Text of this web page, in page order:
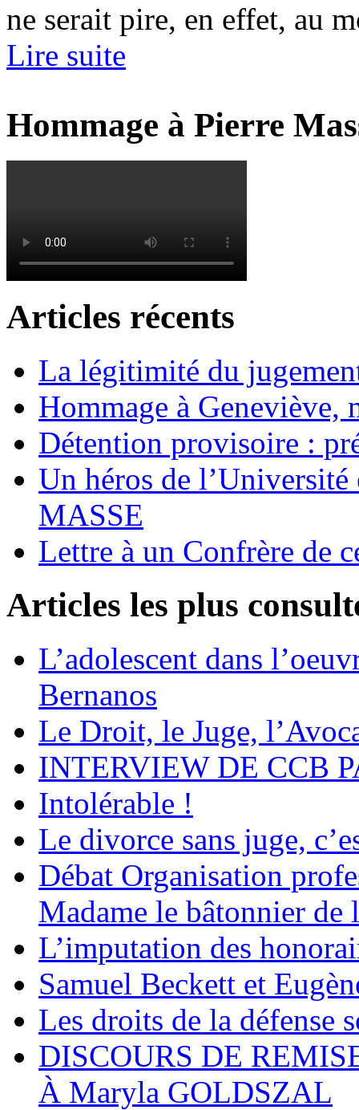
ne serait pire, en effet, au
Lire suite
Hommage à Pierre
Articles récents
La légitimité du
Hommage à Geneviève,
Détention provisoire :
Un héros de
MASSE
Lettre à un Confrère de
Articles les plus
L’adolescent dans
Bernanos
Le Droit, le Juge,
INTERVIEW DE CCB
Intolérable !
Le divorce sans juge,
Débat Organisation
Madame le bâtonnier de
L’imputation des
Samuel Beckett et
Les droits de la défense
DISCOURS DE
À Maryla GOLDSZAL